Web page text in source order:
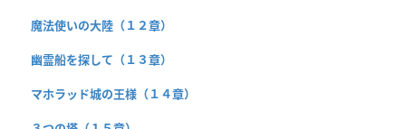
魔法使いの大陸（１２章）
幽霊船を探して（１３章）
マホラッド城の王様（１４章）